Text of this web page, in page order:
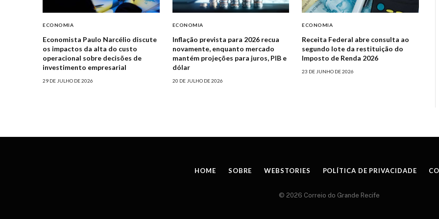
ECONOMIA
Economista Paulo Narcélio discute
os impactos da alta do custo
operacional sobre decisões de
investimento empresarial
29 DE JULHO DE 2026
ECONOMIA
Inflação prevista para 2026 recua
novamente, enquanto mercado
mantém projeções para juros, PIB e
dólar
20 DE JULHO DE 2026
ECONOMIA
Receita Federal abre consulta ao
segundo lote da restituição do
Imposto de Renda 2026
23 DE JUNHO DE 2026
HOME SOBRE WEBSTORIES POLÍTICA DE PRIVACIDADE
© 2026 Correio do Grande Recife